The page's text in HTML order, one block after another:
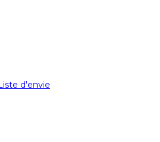
d'envie